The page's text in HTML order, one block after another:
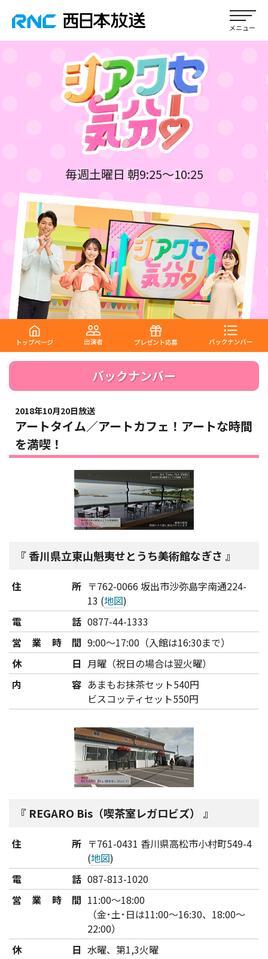
毎週土曜日 朝9:25～10:25
バックナンバー
2018年10月20日放送
アートタイム／アートカフェ！アートな時間
を満喫！
香川県立東山魁夷せとうち美術館なぎさ
住所 〒762-0066 坂出市沙弥島字南通224-
13 (地図)
電話 0877-44-1333
営業時間 9:00～17:00（入館は16:30まで）
休日 月曜（祝日の場合は翌火曜）
内容 あまもお抹茶セット540円
ビスコッティセット550円
REGARO Bis（喫茶室レガロビズ）
住所 〒761-0431 香川県高松市小村町549-4
(地図)
電話 087-813-1020
営業時間 11:00～18:00
（金･土･日は11:00～16:30、18:00～
22:00）
休日 水曜、第1,3火曜